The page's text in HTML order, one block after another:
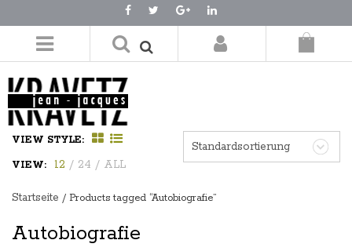
LOGIN/REGISTER
Standardsortierung
VIEW STYLE:
VIEW: 12 / 24 / ALL
Startseite / Products tagged “Autobiografie”
Autobiografie